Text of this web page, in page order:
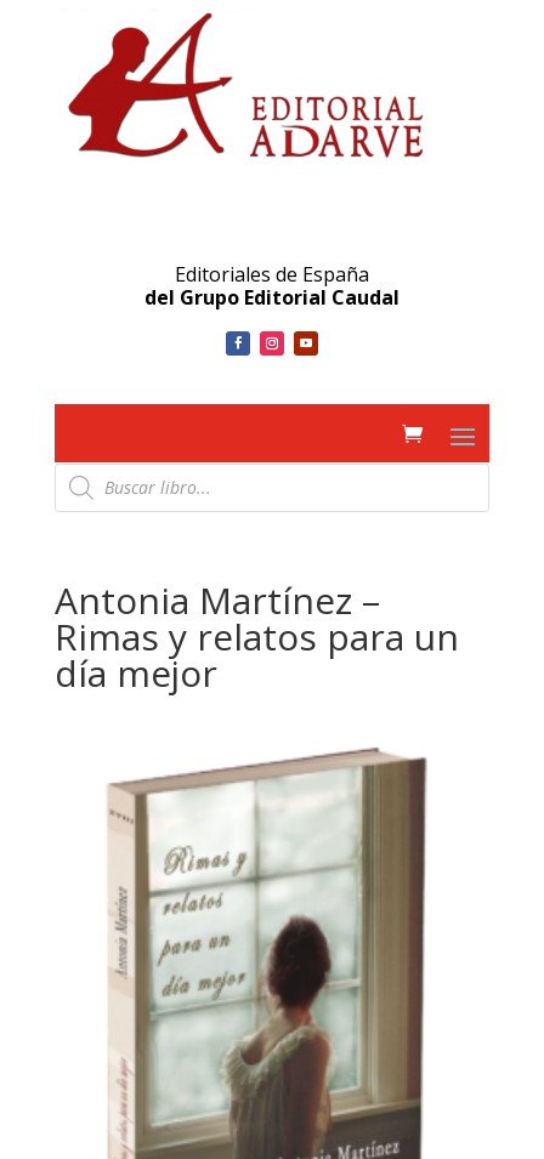
Editoriales de España
del Grupo Editorial Caudal
Búsqueda
de
productos
Antonia Martínez –
Rimas y relatos para un
día mejor